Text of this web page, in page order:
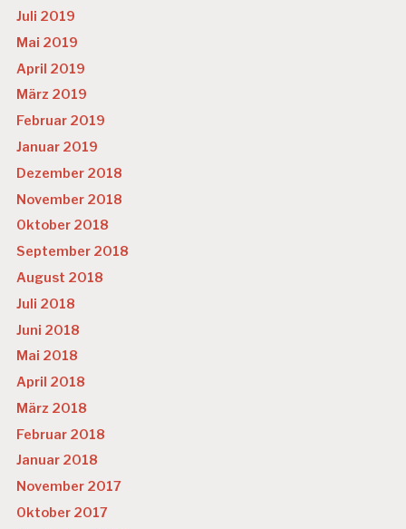
Juli 2019
Mai 2019
April 2019
März 2019
Februar 2019
Januar 2019
Dezember 2018
November 2018
Oktober 2018
September 2018
August 2018
Juli 2018
Juni 2018
Mai 2018
April 2018
März 2018
Februar 2018
Januar 2018
November 2017
Oktober 2017